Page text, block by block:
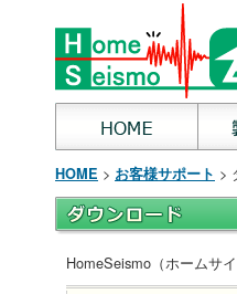
HOME > お客様サポート >
HomeSeismo（ホームサ